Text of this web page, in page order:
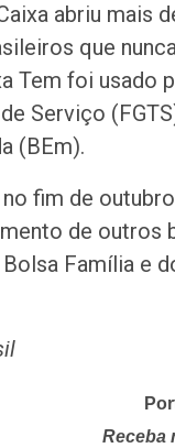
abriu mais
que
Tem foi usado
Serviço
(BEm).
fim de outubro
de
Família e
Receba